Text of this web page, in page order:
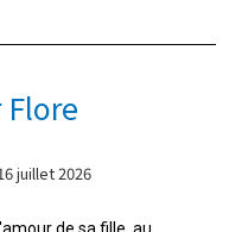
Flore
juillet 2026
de sa fille, au